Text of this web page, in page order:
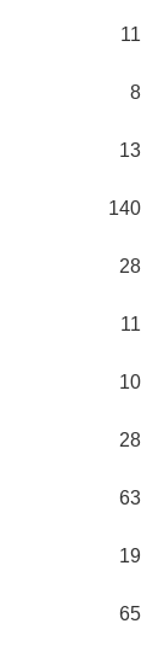
11
8
13
140
28
11
10
28
63
19
65